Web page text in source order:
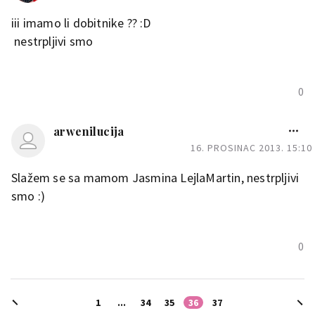
iii imamo li dobitnike ?? :D
nestrpljivi smo
0
arwenilucija
16. PROSINAC 2013. 15:10
Slažem se sa mamom Jasmina LejlaMartin, nestrpljivi
smo :)
0
1 ... 34 35 36 37